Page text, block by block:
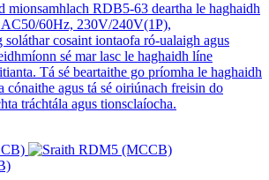
mionsamhlach RDB5-63 deartha le haghaidh
60Hz, 230V/240V(1P),
cosaint iontaofa ró-ualaigh agus
sé mar lasc le haghaidh líne
Tá sé beartaithe go príomha le haghaidh
cónaithe agus tá sé oiriúnach freisin do
tráchtála agus tionsclaíocha.